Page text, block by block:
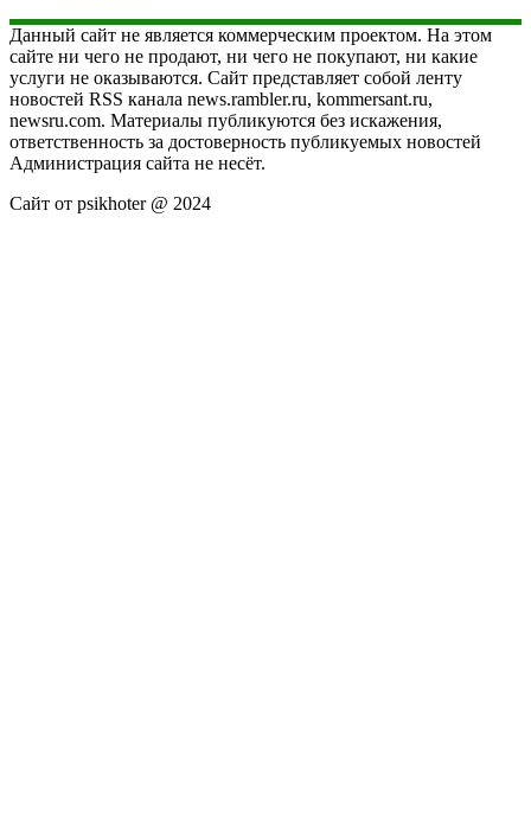
Данный сайт не является коммерческим проектом. На этом
сайте ни чего не продают, ни чего не покупают, ни какие
услуги не оказываются. Сайт представляет собой ленту
новостей RSS канала news.rambler.ru, kommersant.ru,
newsru.com. Материалы публикуются без искажения,
ответственность за достоверность публикуемых новостей
Администрация сайта не несёт.
Сайт от psikhoter @ 2024